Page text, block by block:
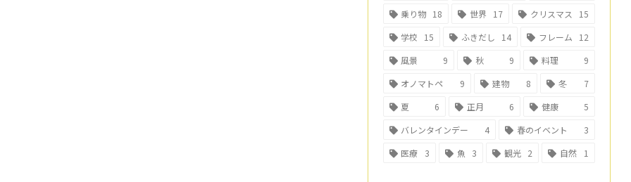
乗り物 18 世界 17 クリスマス
15
学校
15 ふきだし 14 フレーム
12
風景
9 秋 9 料理
9
オノマトペ
9 建物 8 冬
7
夏
6 正月 6 健康
5
バレンタインデー
4 春のイベント
3
医療
3 魚 3 観光 2 自然 1